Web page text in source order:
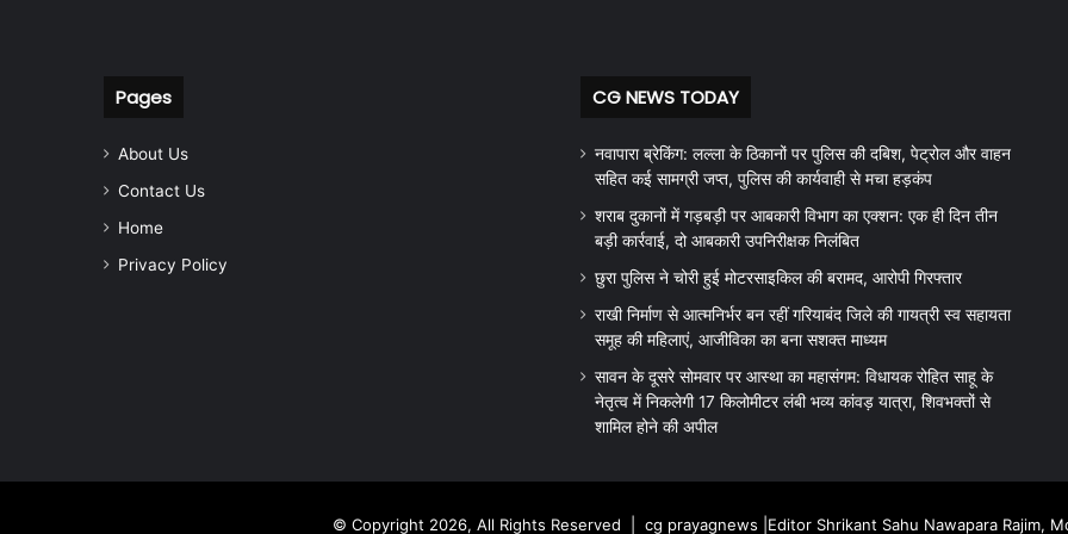
Pages
About Us
Contact Us
Home
Privacy Policy
CG NEWS TODAY
नवापारा ब्रेकिंग: लल्ला के ठिकानों पर पुलिस की दबिश, पेट्रोल और वाहन
सहित कई सामग्री जप्त, पुलिस की कार्यवाही से मचा हड़कंप
शराब दुकानों में गड़बड़ी पर आबकारी विभाग का एक्शन: एक ही दिन तीन
बड़ी कार्रवाई, दो आबकारी उपनिरीक्षक निलंबित
छुरा पुलिस ने चोरी हुई मोटरसाइकिल की बरामद, आरोपी गिरफ्तार
राखी निर्माण से आत्मनिर्भर बन रहीं गरियाबंद जिले की गायत्री स्व सहायता
समूह की महिलाएं, आजीविका का बना सशक्त माध्यम
सावन के दूसरे सोमवार पर आस्था का महासंगम: विधायक रोहित साहू के
नेतृत्व में निकलेगी 17 किलोमीटर लंबी भव्य कांवड़ यात्रा, शिवभक्तों से
शामिल होने की अपील
© Copyright 2026, All Rights Reserved | cg prayagnews |Editor Shrikant Sahu Nawapara Rajim,